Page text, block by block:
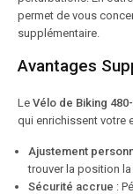
permet de vous
supplémentaire.
Avantages
Le Vélo de Biking
qui enrichissent votre
Ajustement
trouver la position
Sécurité accrue :